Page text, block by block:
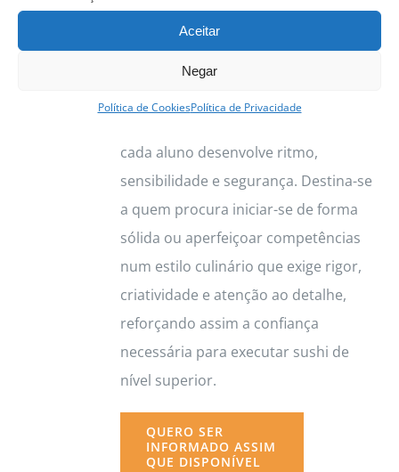
Aceitar
Negar
Política de CookiesPolítica de Privacidade
contemporâneas. Valoriza a prática
constante com orientação de chefs
experientes, oferece contacto directo
cada aluno desenvolve ritmo,
sensibilidade e segurança. Destina-se
a quem procura iniciar-se de forma
sólida ou aperfeiçoar competências
num estilo culinário que exige rigor,
criatividade e atenção ao detalhe,
reforçando assim a confiança
necessária para executar sushi de
nível superior.
QUERO SER
INFORMADO ASSIM
QUE DISPONÍVEL